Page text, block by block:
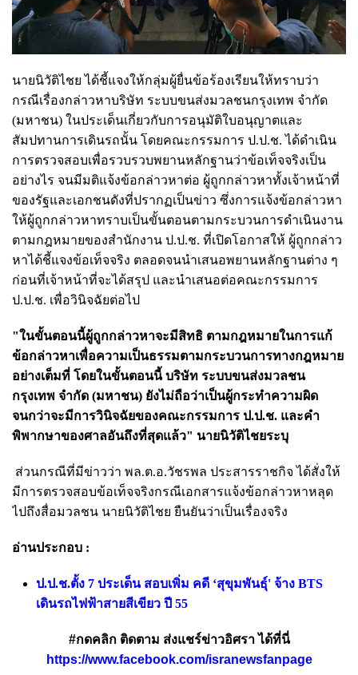
นายนิวัติไชย ได้ชี้แจงให้กลุ่มผู้ยื่นข้อร้องเรียนให้ทราบว่า
กรณีเรื่องกล่าวหาบริษัท ระบบขนส่งมวลชนกรุงเทพ จำกัด
(มหาชน) ในประเด็นเกี่ยวกับการอนุมัติใบอนุญาตและ
สัมปทานการเดินรถนั้น โดยคณะกรรมการ ป.ป.ช. ได้ดำเนิน
การตรวจสอบเพื่อรวบรวบพยานหลักฐานว่าข้อเท็จจริงเป็น
อย่างไร จนมีมติแจ้งข้อกล่าวหาต่อ ผู้ถูกกล่าวหาทั้งเจ้าหน้าที่
ของรัฐและเอกชนดังที่ปรากฏเป็นข่าว ซึ่งการแจ้งข้อกล่าวหา
ให้ผู้ถูกกล่าวหาทราบเป็นขั้นตอนตามกระบวนการดำเนินงาน
ตามกฎหมายของสำนักงาน ป.ป.ช. ที่เปิดโอกาสให้ ผู้ถูกกล่าว
หาได้ชี้แจงข้อเท็จจริง ตลอดจนนำเสนอพยานหลักฐานต่าง ๆ
ก่อนที่เจ้าหน้าที่จะได้สรุป และนำเสนอต่อคณะกรรมการ
ป.ป.ช. เพื่อวินิจฉัยต่อไป
"ในขั้นตอนนี้ผู้ถูกกล่าวหาจะมีสิทธิ ตามกฎหมายในการแก้
ข้อกล่าวหาเพื่อความเป็นธรรมตามกระบวนการทางกฎหมาย
อย่างเต็มที่ โดยในขั้นตอนนี้ บริษัท ระบบขนส่งมวลชน
กรุงเทพ จำกัด (มหาชน) ยังไม่ถือว่าเป็นผู้กระทำความผิด
จนกว่าจะมีการวินิจฉัยของคณะกรรมการ ป.ป.ช. และคำ
พิพากษาของศาลอันถึงที่สุดแล้ว" นายนิวัติไชยระบุ
ส่วนกรณีที่มีข่าวว่า พล.ต.อ.วัชรพล ประสารราชกิจ ได้สั่งให้
มีการตรวจสอบข้อเท็จจริงกรณีเอกสารแจ้งข้อกล่าวหาหลุด
ไปถึงสื่อมวลชน นายนิวัติไชย ยืนยันว่าเป็นเรื่องจริง
อ่านประกอบ :
ป.ป.ช.ตั้ง 7 ประเด็น สอบเพิ่ม คดี ‘สุขุมพันธุ์' จ้าง BTS
เดินรถไฟฟ้าสายสีเขียว ปี 55
#กดคลิก ติดตาม ส่งแชร์ข่าวอิศรา ได้ที่นี่
https://www.facebook.com/isranewsfanpage